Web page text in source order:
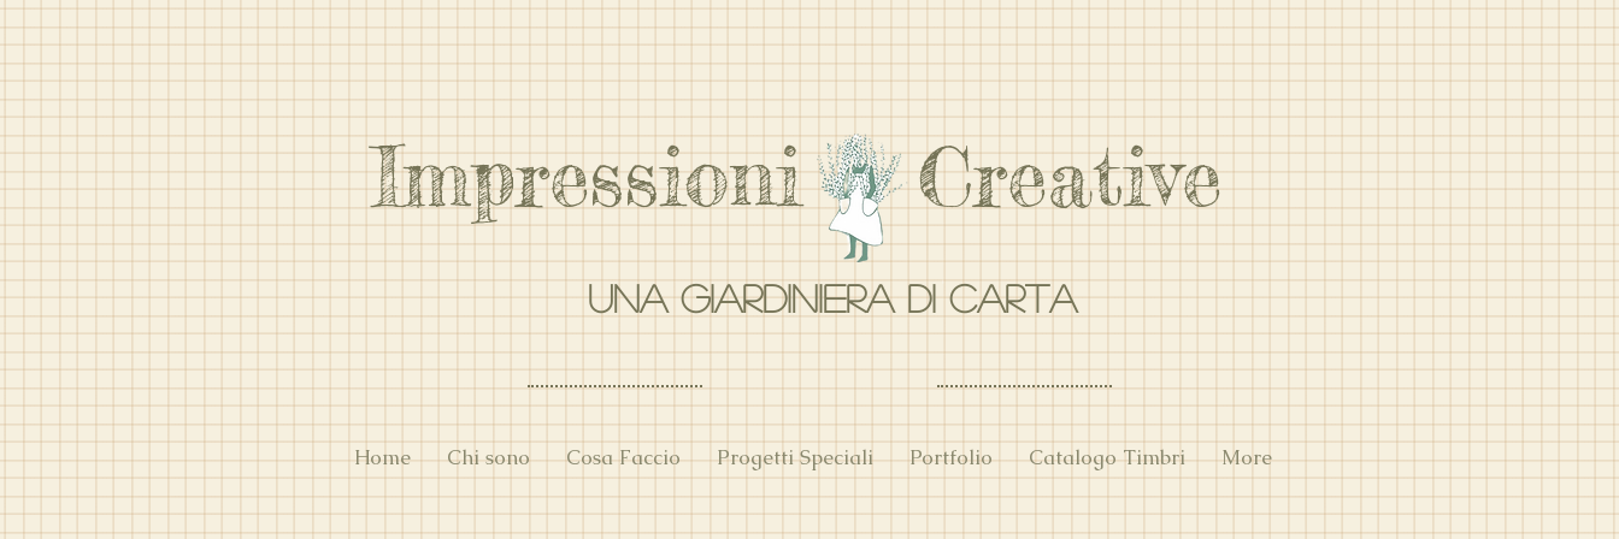
Impressioni Creative
UNA GIARDINIERA DI CARTA
Home Chi sono Cosa Faccio Progetti Speciali Portfolio Catalogo Timbri More